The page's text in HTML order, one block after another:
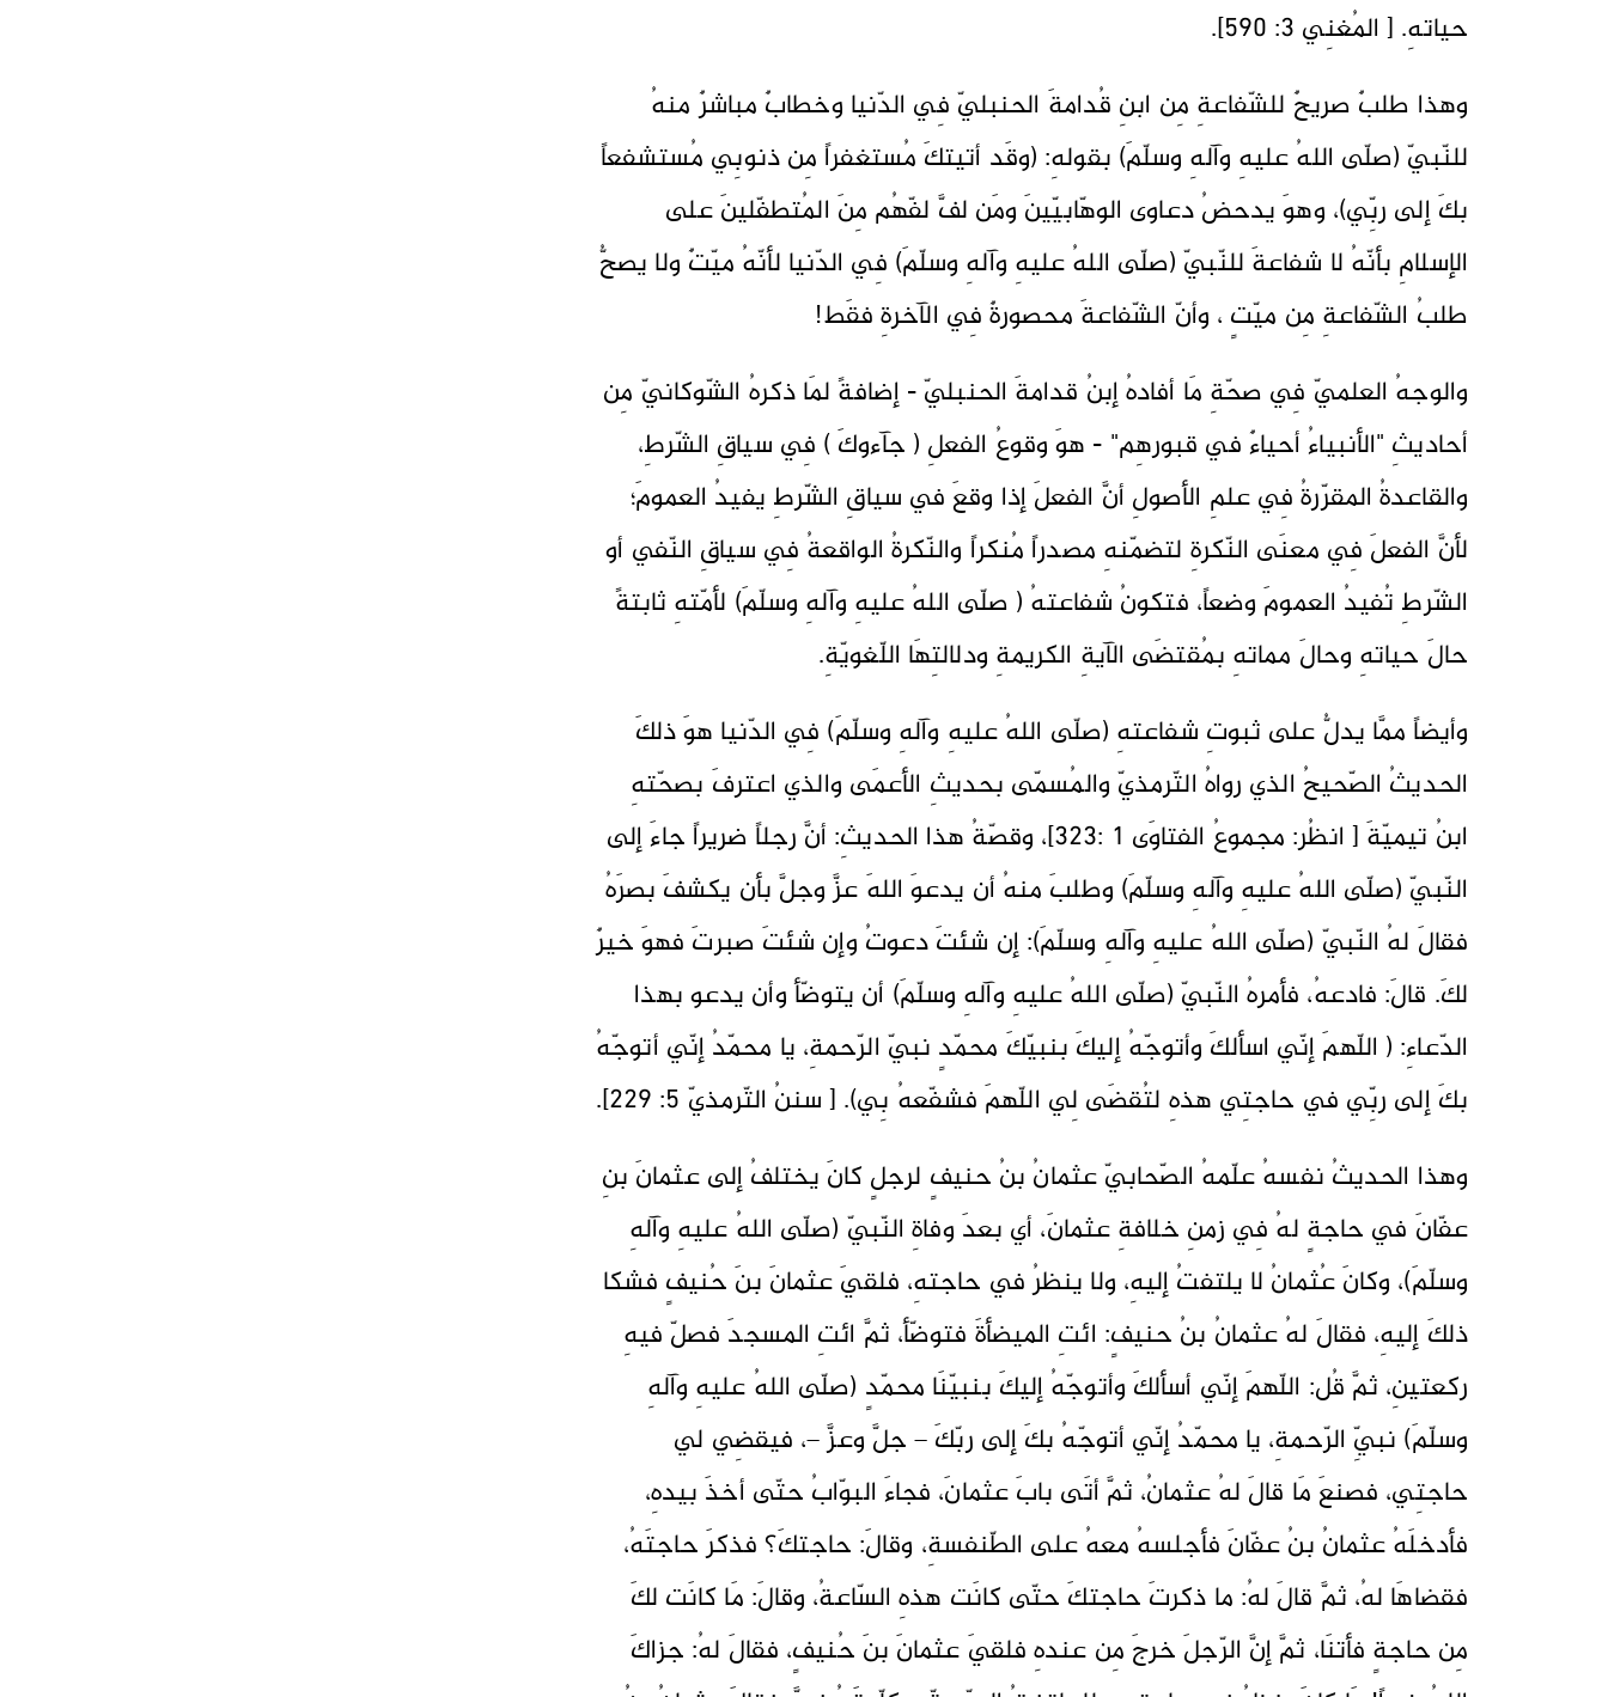
حياتهِ. [ المُغنِي 3: 590].
وهذا طلبٌ صريحٌ للشّفاعةِ مِن ابنِ قُدامةَ الحنبليّ فِي الدّنيا وخطابٌ مباشرٌ منهُ
للنّبيّ (صلّى اللهُ عليهِ وآلهِ وسلّمَ) بقولهِ: (وقَد أتيتكَ مُستغفراً مِن ذنوبِي مُستشفعاً
بكَ إلى ربِّي)، وهوَ يدحضُ دعاوى الوهّابيّينَ ومَن لفَّ لفّهُم مِنَ المُتطفّلينَ على
الإسلامِ بأنّهُ لا شفاعةَ للنّبيّ (صلّى اللهُ عليهِ وآلهِ وسلّمَ) فِي الدّنيا لأنّهُ ميّتٌ ولا يصحُّ
طلبُ الشّفاعةِ مِن ميّتٍ ، وأنّ الشّفاعةَ محصورةٌ فِي الآخرةِ فقَط!
والوجهُ العلميّ فِي صحّةِ مَا أفادهُ إبنُ قدامةَ الحنبليّ - إضافةً لمَا ذكرهُ الشّوكانيّ مِن
أحاديثِ "الأنبياءُ أحياءٌ في قبورهِم" - هوَ وقوعُ الفعلِ ( جآءوكَ ) فِي سياقِ الشّرطِ،
والقاعدةُ المقرّرةُ فِي علمِ الأصولِ أنَّ الفعلَ إذا وقعَ في سياقِ الشّرطِ يفيدُ العمومَ؛
لأنَّ الفعلَ فِي معنَى النّكرةِ لتضمّنهِ مصدراً مُنكراً والنّكرةُ الواقعةُ فِي سياقِ النّفي أو
الشّرطِ تُفيدُ العمومَ وضعاً، فتكونُ شفاعتهُ ( صلّى اللهُ عليهِ وآلهِ وسلّمَ) لأمّتهِ ثابتةً
حالَ حياتهِ وحالَ مماتهِ بمُقتضَى الآيةِ الكريمةِ ودلالتِهَا اللّغويّةِ.
وأيضاً ممَّا يدلُّ على ثبوتِ شفاعتهِ (صلّى اللهُ عليهِ وآلهِ وسلّمَ) فِي الدّنيا هوَ ذلكَ
الحديثُ الصّحيحُ الذي رواهُ التّرمذيّ والمُسمّى بحديثِ الأعمَى والذي اعترفَ بصحّتهِ
ابنُ تيميّةَ [ انظُر: مجموعُ الفتاوَى 1 :323]، وقصّةُ هذا الحديثِ: أنَّ رجلاً ضريراً جاءَ إلى
النّبيّ (صلّى اللهُ عليهِ وآلهِ وسلّمَ) وطلبَ منهُ أن يدعوَ اللهَ عزَّ وجلَّ بأن يكشفَ بصرَهُ
فقالَ لهُ النّبيّ (صلّى اللهُ عليهِ وآلهِ وسلّمَ): إن شئتَ دعوتُ وإن شئتَ صبرتَ فهوَ خيرٌ
لكَ. قالَ: فادعهُ، فأمرهُ النّبيّ (صلّى اللهُ عليهِ وآلهِ وسلّمَ) أن يتوضّأ وأن يدعو بهذا
الدّعاءِ: ( اللّهمَ إنّي اسألكَ وأتوجّهُ إليكَ بنبيّكَ محمّدٍ نبيّ الرّحمةِ، يا محمّدُ إنّي أتوجّهُ
بكَ إلى ربِّي في حاجتِي هذهِ لتُقضَى لِي اللّهمَ فشفّعهُ بِي). [ سننُ التّرمذيّ 5: 229].
وهذا الحديثُ نفسهُ علّمهُ الصّحابيّ عثمانُ بنُ حنيفٍ لرجلٍ كانَ يختلفُ إلى عثمانَ بنِ
عفّانَ في حاجةٍ لهُ فِي زمنِ خلافةِ عثمانَ، أي بعدَ وفاةِ النّبيّ (صلّى اللهُ عليهِ وآلهِ
وسلّمَ)، وكانَ عُثمانُ لا يلتفتُ إليهِ، ولا ينظرُ في حاجتهِ، فلقيَ عثمانَ بنَ حُنيفٍ فشكا
ذلكَ إليهِ، فقالَ لهُ عثمانُ بنُ حنيفٍ: ائتِ الميضأةَ فتوضّأ، ثمَّ ائتِ المسجدَ فصلّ فيهِ
ركعتينِ، ثمَّ قُل: اللّهمَ إنّي أسألكَ وأتوجّهُ إليكَ بنبيّنَا محمّدٍ (صلّى اللهُ عليهِ وآلهِ
وسلّمَ) نبيِّ الرّحمةِ، يا محمّدُ إنّي أتوجّهُ بكَ إلى ربّكَ – جلَّ وعزَّ –، فيقضِي لي
حاجتِي، فصنعَ مَا قالَ لهُ عثمانُ، ثمَّ أتَى بابَ عثمانَ، فجاءَ البوّابُ حتّى أخذَ بيدهِ،
فأدخلَهُ عثمانُ بنُ عفّانَ فأجلسهُ معهُ على الطّنفسةِ، وقالَ: حاجتكَ؟ فذكرَ حاجتَهُ،
فقضاهَا لهُ، ثمَّ قالَ لهُ: ما ذكرتَ حاجتكَ حتّى كانَت هذهِ السّاعةُ، وقالَ: مَا كانَت لكَ
مِن حاجةٍ فأتنَا، ثمَّ إنَّ الرّجلَ خرجَ مِن عندهِ فلقيَ عثمانَ بنَ حُنيفٍ، فقالَ لهُ: جزاكَ